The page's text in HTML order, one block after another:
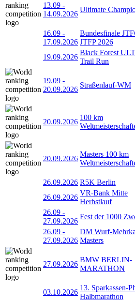
13.09 -
14.09.2026
Ultimate
16.09 -
17.09.2026
Bundesfinale
JTFP 2026
19.09.2026
Black Forest
Trail Run
19.09 -
20.09.2026
Straßenlauf-WM
20.09.2026
100 km
20.09.2026
Masters 100 km
26.09.2026 R5K Berlin
26.09.2026
VR-Bank Mitte
Herbstlauf
26.09 -
27.09.2026
Fest der 1000
26.09 -
27.09.2026
DM Wurf-
Masters
27.09.2026
BMW BERLIN-
MARATHON
03.10.2026
13. Sparkassen-
Halbmarathon